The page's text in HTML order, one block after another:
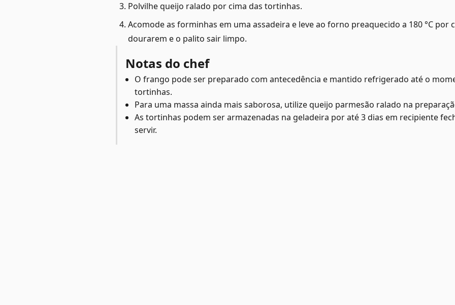
Polvilhe queijo ralado por cima das tortinhas.
Acomode as forminhas em uma assadeira e leve ao forno preaquecido a 180 °C por
dourarem e o palito sair limpo.
Notas do chef
O frango pode ser preparado com antecedência e mantido refrigerado até o
tortinhas.
Para uma massa ainda mais saborosa, utilize queijo parmesão ralado na
As tortinhas podem ser armazenadas na geladeira por até 3 dias em recipiente
servir.